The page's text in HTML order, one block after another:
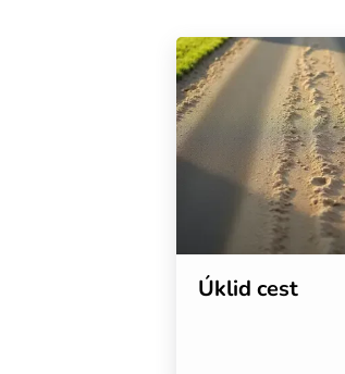
Úklid cest